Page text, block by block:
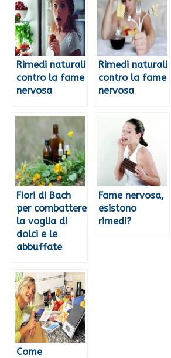
Rimedi naturali
contro la fame
nervosa
Rimedi naturali
contro la fame
nervosa
Fiori di Bach
per combattere
la voglia di
dolci e le
abbuffate
Fame nervosa,
esistono
rimedi?
Come